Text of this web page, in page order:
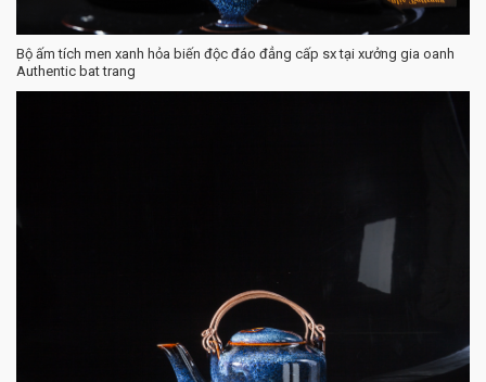
Bộ ấm tích men xanh hỏa biến độc đáo đẳng cấp sx tại xưởng gia oanh
Authentic bat trang